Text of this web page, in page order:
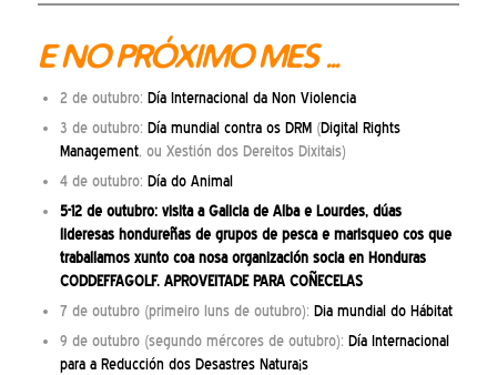
E NO PRÓXIMO MES …
2 de outubro: Día Internacional da Non Violencia
3 de outubro: Día mundial contra os DRM (Digital Rights
Management, ou Xestión dos Dereitos Dixitais)
4 de outubro: Día do Animal
5-12 de outubro: visita a Galicia de Alba e Lourdes, dúas
lideresas hondureñasde grupos de pesca e marisqueo cos que
traballamos xunto coa nosa organización socia en Honduras
CODDEFFAGOLF. APROVEITADE PARA COÑECELAS
7 de outubro (primeiro luns de outubro): Dia mundial do Hábitat
9 de outubro (segundo mércores de outubro): Día Internacional
para a Reducción dos Desastres Natura¡s